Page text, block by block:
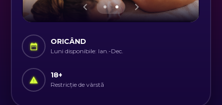
ORICÂND
Luni disponibile: Ian.-Dec.
18+
Restricție de vârstă